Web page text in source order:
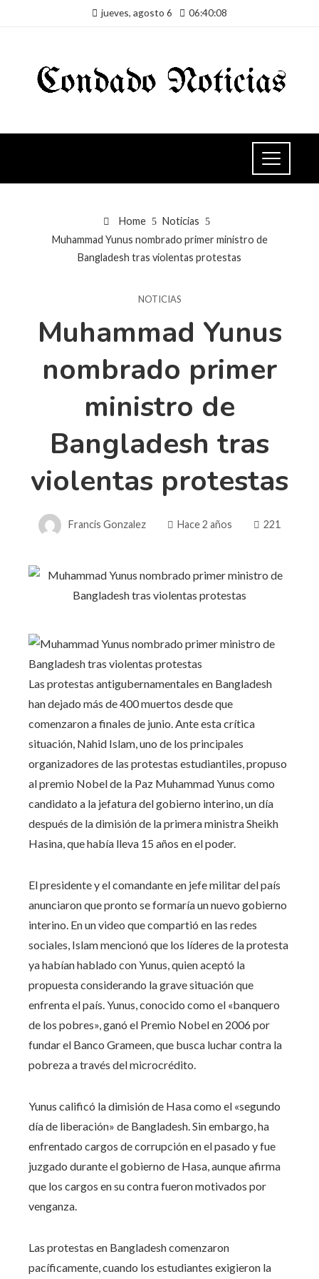
jueves, agosto 6 06:40:09
Home
Noticias
Muhammad Yunus nombrado primer ministro de
Bangladesh tras violentas protestas
NOTICIAS
Muhammad Yunus
nombrado primer
ministro de
Bangladesh tras
violentas protestas
Francis Gonzalez Hace 2 años 221
Las protestas antigubernamentales en Bangladesh
han dejado más de 400 muertos desde que
comenzaron a finales de junio. Ante esta crítica
situación, Nahid Islam, uno de los principales
organizadores de las protestas estudiantiles, propuso
al premio Nobel de la Paz Muhammad Yunus como
candidato a la jefatura del gobierno interino, un día
después de la dimisión de la primera ministra Sheikh
Hasina, que había lleva 15 años en el poder.
El presidente y el comandante en jefe militar del país
anunciaron que pronto se formaría un nuevo gobierno
interino. En un video que compartió en las redes
sociales, Islam mencionó que los líderes de la protesta
ya habían hablado con Yunus, quien aceptó la
propuesta considerando la grave situación que
enfrenta el país. Yunus, conocido como el «banquero
de los pobres», ganó el Premio Nobel en 2006 por
fundar el Banco Grameen, que busca luchar contra la
pobreza a través del microcrédito.
Yunus calificó la dimisión de Hasa como el «segundo
día de liberación» de Bangladesh. Sin embargo, ha
enfrentado cargos de corrupción en el pasado y fue
juzgado durante el gobierno de Hasa, aunque afirma
que los cargos en su contra fueron motivados por
venganza.
Las protestas en Bangladesh comenzaron
pacíficamente, cuando los estudiantes exigieron la